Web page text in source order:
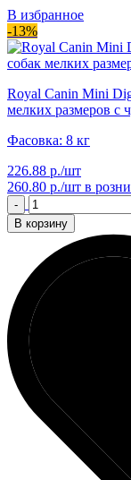
В избранное
-13%
Royal Canin Mini
мелких размеров с
Фасовка: 8 кг
226.88 р./шт
260.80 р./шт в
-
В корзину